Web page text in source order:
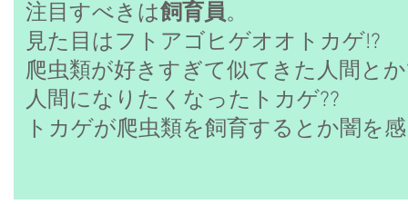
注目すべきは飼育員。
見た目はフトアゴヒゲオオトカゲ!?
爬虫類が好きすぎて似てきた人間と
人間になりたくなったトカゲ??
トカゲが爬虫類を飼育するとか闇を